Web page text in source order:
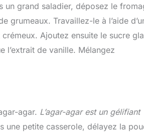
un grand saladier, déposez le
grumeaux. Travaillez-le à l’aide
Ajoutez ensuite le sucre
l’extrait de vanille. Mélangez
agar. L’agar-agar est un gélifiant
une petite casserole, délayez la